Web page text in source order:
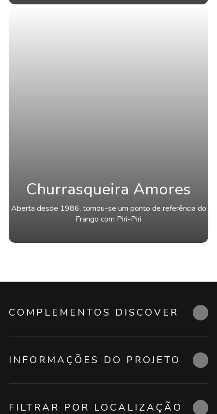
Churrasqueira Amores
Aberta desde 1986, tornou-se um ponto de referência do
Frango com Piri-Piri
COMPLEMENTOS DISCOVER
INFORMAÇÕES DO PROJETO
FILTRAR POR LOCALIZAÇÃO